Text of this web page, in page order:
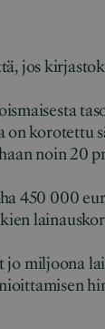
jos
on korotettu
noin 20
450 000
jo miljoona